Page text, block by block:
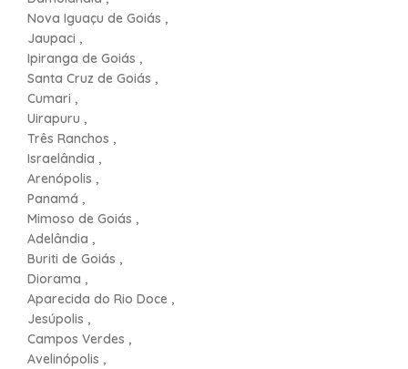
Nova Iguaçu de Goiás ,
Jaupaci ,
Ipiranga de Goiás ,
Santa Cruz de Goiás ,
Cumari ,
Uirapuru ,
Três Ranchos ,
Israelândia ,
Arenópolis ,
Panamá ,
Mimoso de Goiás ,
Adelândia ,
Buriti de Goiás ,
Diorama ,
Aparecida do Rio Doce ,
Jesúpolis ,
Campos Verdes ,
Avelinópolis ,